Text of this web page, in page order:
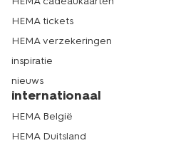
HEMA tickets
HEMA verzekeringen
inspiratie
nieuws
internationaal
HEMA België
HEMA Duitsland